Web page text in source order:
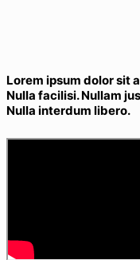
Lorem ipsum dolor sit
Nulla facilisi. Nullam
Nulla interdum libero.